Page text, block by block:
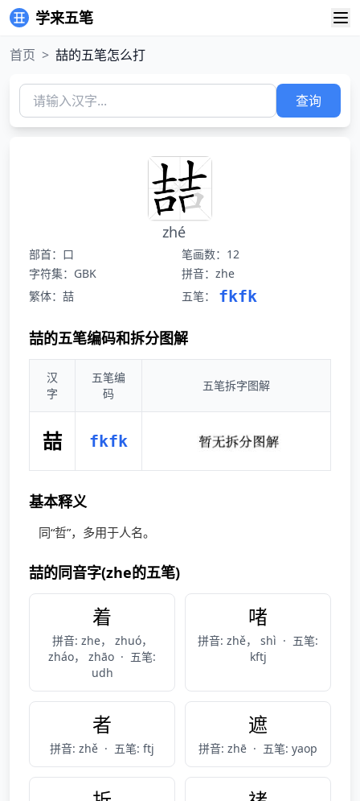
学来五笔
首页 > 喆的五笔怎么打
查询
zhé
部首：口
笔画数：12
字符集：GBK
拼音：zhe
繁体：喆
五笔： fkfk
喆的五笔编码和拆分图解
汉
字
五笔编
码
五笔拆字图解
喆 fkfk
基本释义
同“哲”，多用于人名。
喆的同音字(zhe的五笔)
着
拼音: zhe， zhuó，
zháo， zhāo · 五笔:
udh
啫
拼音: zhě， shì · 五笔:
kftj
者
拼音: zhě · 五笔: ftj
遮
拼音: zhē · 五笔: yaop